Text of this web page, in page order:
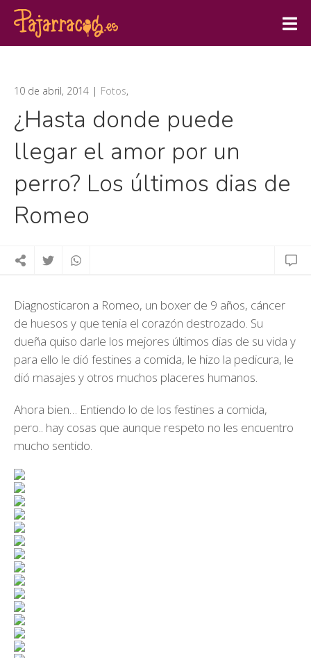
10 de abril, 2014 Fotos,
¿Hasta donde puede
llegar el amor por un
perro? Los últimos dias de
Romeo
Diagnosticaron a Romeo, un boxer de 9 años, cáncer
de huesos y que tenia el corazón destrozado. Su
dueña quiso darle los mejores últimos dias de su vida y
para ello le dió festines a comida, le hizo la pedicura, le
dió masajes y otros muchos placeres humanos.
Ahora bien… Entiendo lo de los festines a comida,
pero.. hay cosas que aunque respeto no les encuentro
mucho sentido.